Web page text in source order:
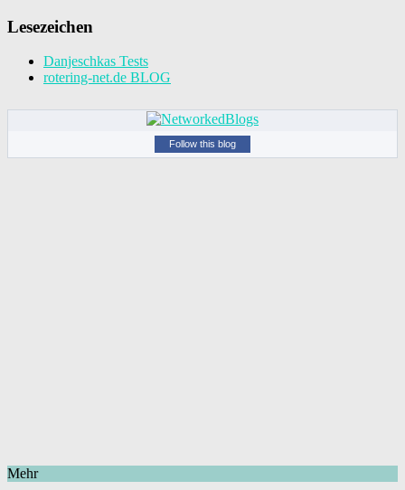
Lesezeichen
Danjeschkas Tests
rotering-net.de BLOG
Follow this blog
Mehr